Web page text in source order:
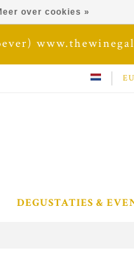
DEGUSTATIES &
over cookies »